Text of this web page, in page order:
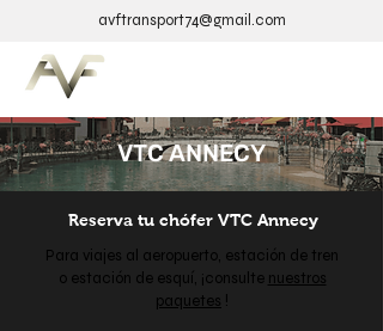
avftransport74@gmail.com
VTC ANNECY
Reserva tu chófer VTC Annecy
Para viajes al aeropuerto, estación de tren
o estación de esquí, ¡consulte nuestros
paquetes !